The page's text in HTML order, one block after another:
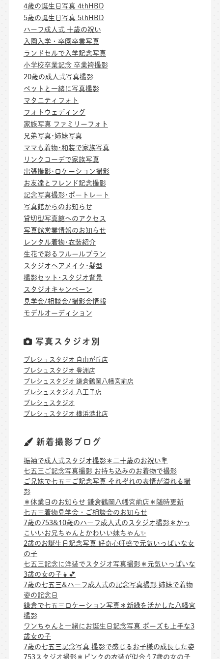
4歳の誕生日写真 4thHBD
5歳の誕生日写真 5thHBD
ハーフ成人式 十歳の祝い
入園入学・卒園卒業写真
ランドセルで入学記念写真
小学校卒業記念 卒業袴撮影
20歳の成人式写真撮影
ペットと一緒に写真撮影
マタニティフォト
フォトウェディング
家族写真 ファミリーフォト
兄弟写真･姉妹写真
ママも着物･和装で家族写真
リンクコーデで家族写真
出張撮影･ロケーション撮影
お友達とフレンド記念撮影
記念写真撮影･ポートレート
写真館からのお知らせ
貸切型写真館へのアクセス
写真館営業情報のお知らせ
レンタル着物･衣装紹介
生花で彩るフルールプラン
スタジオヘアメイク･髪型
撮影セット･スタジオ背景
スタジオキャンペーン
見学会/相談会/撮影会情報
モデルオーディション
写真スタジオ別
プレシュスタジオ 自由が丘店
プレシュスタジオ 豊洲店
プレシュスタジオ 鎌倉鶴岡八幡宮前店
プレシュスタジオ 八王子店
プレシュスタジオ
プレシュスタジオ 横浜港北店
新着撮影ブログ
振袖で成人式スタジオ撮影＊二十歳のお祝い💐
七五三ご記念写真撮影 お持ち込みのお着物で撮影
ご兄妹で七五三ご記念写真 それぞれの表情が溢れる撮
影
＊休業日のお知らせ 鎌倉鶴岡八幡宮前店＊随時更新
七五三着物見学会・ご相談会のお知らせ
7歳の753&10歳のハーフ成人式のスタジオ撮影＊かっ
こいいお兄ちゃんとかわいい妹ちゃん✨
2歳のお誕生日記念写真 好奇心旺盛で元気いっぱいな女
の子
七五三記念に洋装でスタジオ写真撮影＊元気いっぱいな
3歳の女の子👧💕
7歳の七五三&ハーフ成人式の記念写真撮影 姉妹で着物
姿の記念日
鎌倉で七五三ロケーション写真＊新緑を活かした八幡宮
撮影
ワンちゃんと一緒にお誕生日記念写真 ポーズも上手な3
歳女の子
7歳の七五三記念写真 撮影で感じるお子様の成長した姿
753スタジオ撮影＊ピンクの衣装が似合う7歳の女の子